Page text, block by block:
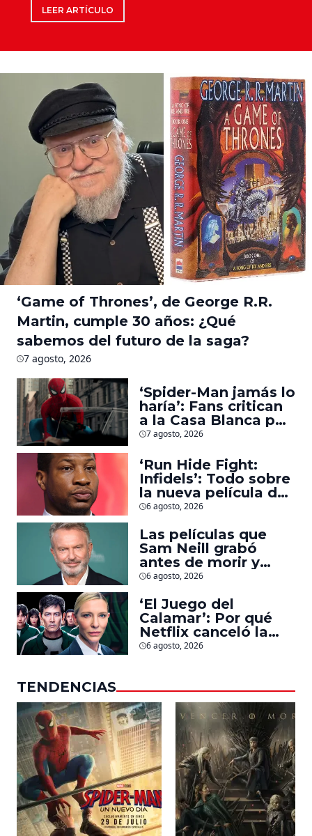
LEER ARTÍCULO
‘Game of Thrones’, de George R.R.
Martin, cumple 30 años: ¿Qué
sabemos del futuro de la saga?
7 agosto, 2026
‘Spider-Man jamás lo
haría’: Fans critican
a la Casa Blanca por
usar al héroe para
deportaciones
7 agosto, 2026
‘Run Hide Fight:
Infidels’: Todo sobre
la nueva película de
Jonathan Majors en
islamistas radicales
6 agosto, 2026
Las películas que
Sam Neill grabó
antes de morir y
llegarán pronto a
6 agosto, 2026
‘El Juego del
Calamar’: Por qué
Netflix canceló la
serie de David
Unidos
6 agosto, 2026
TENDENCIAS